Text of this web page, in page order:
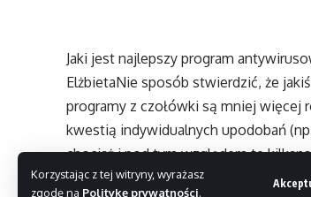
Korzystając z tej witryny, wyrażasz
zgodę na Politykę prywatności.
Jaki jest najlepszy program
ElżbietaNie sposób stwierdzić, że
programy z czołówki są mniej
kwestią indywidualnych upodobań
chociaż i pod tym względem te
i ewentualnie ceny. Oto te programy: